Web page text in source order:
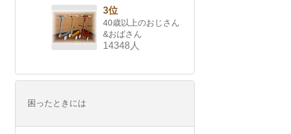
3位
40歳以上のおじさん
&おばさん
14348人
困ったときには